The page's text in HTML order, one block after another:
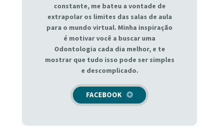
constante, me bateu a vontade de
extrapolar os limites das salas de aula
para o mundo virtual. Minha inspiração
é motivar você a buscar uma
Odontologia cada dia melhor, e te
mostrar que tudo isso pode ser simples
e descomplicado.
FACEBOOK